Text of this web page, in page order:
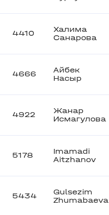
4410
Халима
Санарова
4666
Айбек
Насыр
4922
Жанар
Исмагулова
5178
Imamadi
Aitzhanov
5434
Gulsezim
Zhumabaeva